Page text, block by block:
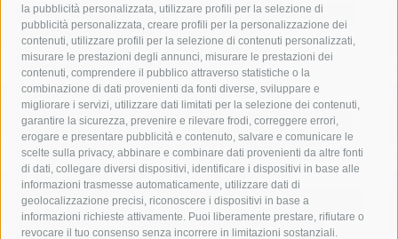
la pubblicità personalizzata, utilizzare profili per la selezione di
pubblicità personalizzata, creare profili per la personalizzazione dei
contenuti, utilizzare profili per la selezione di contenuti personalizzati,
misurare le prestazioni degli annunci, misurare le prestazioni dei
contenuti, comprendere il pubblico attraverso statistiche o la
combinazione di dati provenienti da fonti diverse, sviluppare e
migliorare i servizi, utilizzare dati limitati per la selezione dei contenuti,
garantire la sicurezza, prevenire e rilevare frodi, correggere errori,
erogare e presentare pubblicità e contenuto, salvare e comunicare le
scelte sulla privacy, abbinare e combinare dati provenienti da altre fonti
di dati, collegare diversi dispositivi, identificare i dispositivi in base alle
informazioni trasmesse automaticamente, utilizzare dati di
geolocalizzazione precisi, riconoscere i dispositivi in base a
informazioni richieste attivamente. Puoi liberamente prestare, rifiutare o
revocare il tuo consenso senza incorrere in limitazioni sostanziali.
Asl Napoli 3 sud
capitaneria di porto capri
carabinieri
castellammare di stabia
circumvesuviana
comune di sorrento
concerto
contagi
costiera amalfitana
covid-19 eav
elezioni
fondazione sorrento
gori guardia costiera
incidente
lavori
lorenzo balducelli mare
massa lubrense
massimo coppola
Meta napoli
ordinanza
penisola sorrentina
piano di sorrento
polizia municipale
protezione civile
Regione Campania sant'agnello